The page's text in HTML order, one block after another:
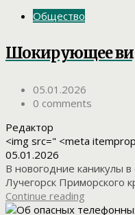
Общество
Шокирующее
05.01.2026
0 comments
Редактор
<img src=" <meta
05.01.2026
В новогодние каникулы
Лучегорск Приморского
Continue reading